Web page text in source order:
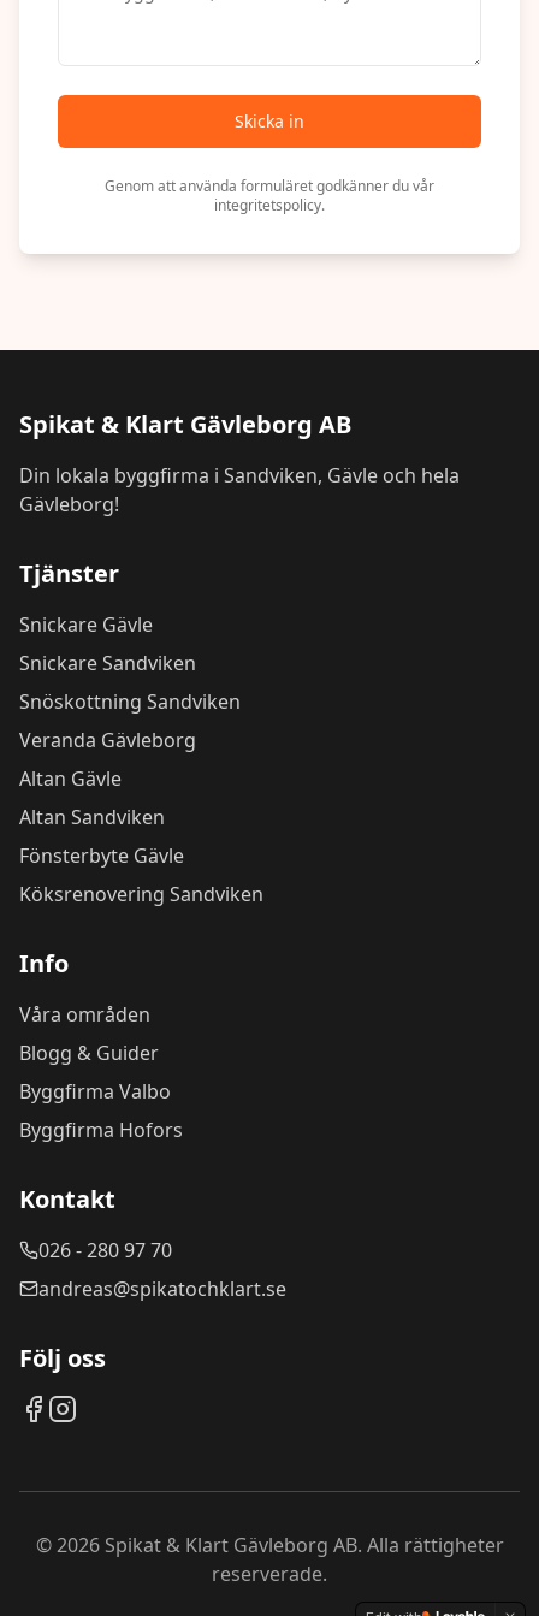
Skicka in
Genom att använda formuläret godkänner du vår
integritetspolicy.
Spikat & Klart Gävleborg AB
Din lokala byggfirma i Sandviken, Gävle och hela
Gävleborg!
Tjänster
Snickare Gävle
Snickare Sandviken
Snöskottning Sandviken
Veranda Gävleborg
Altan Gävle
Altan Sandviken
Fönsterbyte Gävle
Köksrenovering Sandviken
Info
Våra områden
Blogg & Guider
Byggfirma Valbo
Byggfirma Hofors
Kontakt
026 - 280 97 70
andreas@spikatochklart.se
Följ oss
©2026Spikat & Klart Gävleborg AB. Alla rättigheter
reserverade.